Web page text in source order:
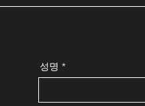
성명